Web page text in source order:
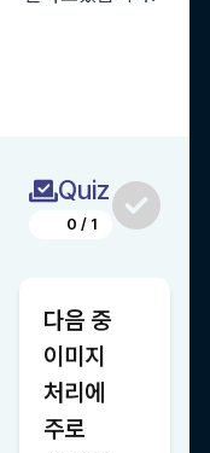
Quiz
0 / 1
다음 중
이미지
처리에
주로